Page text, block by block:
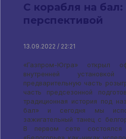
С корабля на бал:
перспективой
13.09.2022 / 22:21
«Газпром-Югра» открыл
внутренней
предварительную часть
часть предсезонной
традиционная история под
бал» и сегодня мы
зажигательный танец с
В первом сете состоялся